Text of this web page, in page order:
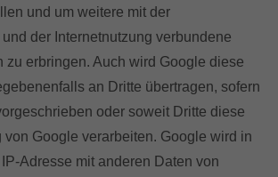
und um weitere mit der
der Internetnutzung verbundene
zu erbringen. Auch wird Google diese
an Dritte übertragen, sofern
oder soweit Dritte diese
von Google verarbeiten. Google wird in
Adresse mit anderen Daten von